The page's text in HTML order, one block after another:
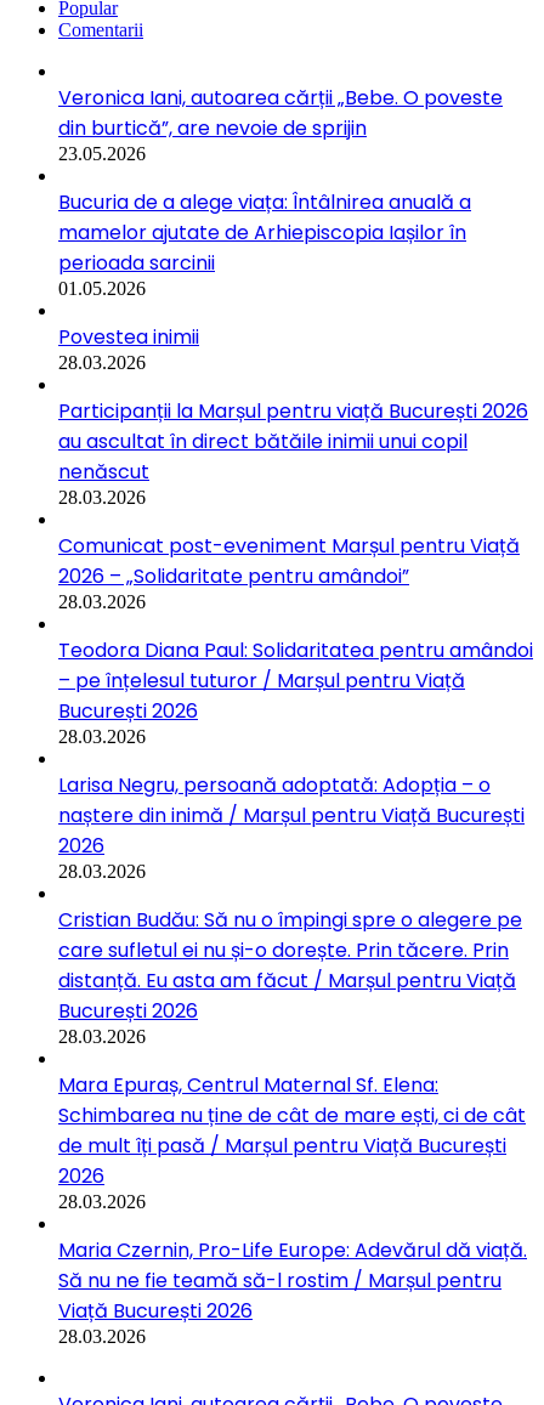
Popular
Comentarii
Veronica Iani, autoarea cărții „Bebe. O poveste
din burtică”, are nevoie de sprijin
23.05.2026
Bucuria de a alege viața: Întâlnirea anuală a
mamelor ajutate de Arhiepiscopia Iașilor în
perioada sarcinii
01.05.2026
Povestea inimii
28.03.2026
Participanții la Marșul pentru viață București 2026
au ascultat în direct bătăile inimii unui copil
nenăscut
28.03.2026
Comunicat post-eveniment Marșul pentru Viață
2026 – „Solidaritate pentru amândoi”
28.03.2026
Teodora Diana Paul: Solidaritatea pentru amândoi
– pe înțelesul tuturor / Marșul pentru Viață
București 2026
28.03.2026
Larisa Negru, persoană adoptată: Adopția – o
naștere din inimă / Marșul pentru Viață București
2026
28.03.2026
Cristian Budău: Să nu o împingi spre o alegere pe
care sufletul ei nu și-o dorește. Prin tăcere. Prin
distanță. Eu asta am făcut / Marșul pentru Viață
București 2026
28.03.2026
Mara Epuraș, Centrul Maternal Sf. Elena:
Schimbarea nu ține de cât de mare ești, ci de cât
de mult îți pasă / Marșul pentru Viață București
2026
28.03.2026
Maria Czernin, Pro-Life Europe: Adevărul dă viață.
Să nu ne fie teamă să-l rostim / Marșul pentru
Viață București 2026
28.03.2026